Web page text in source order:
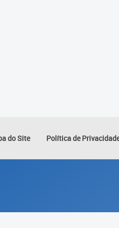
do Site Política de